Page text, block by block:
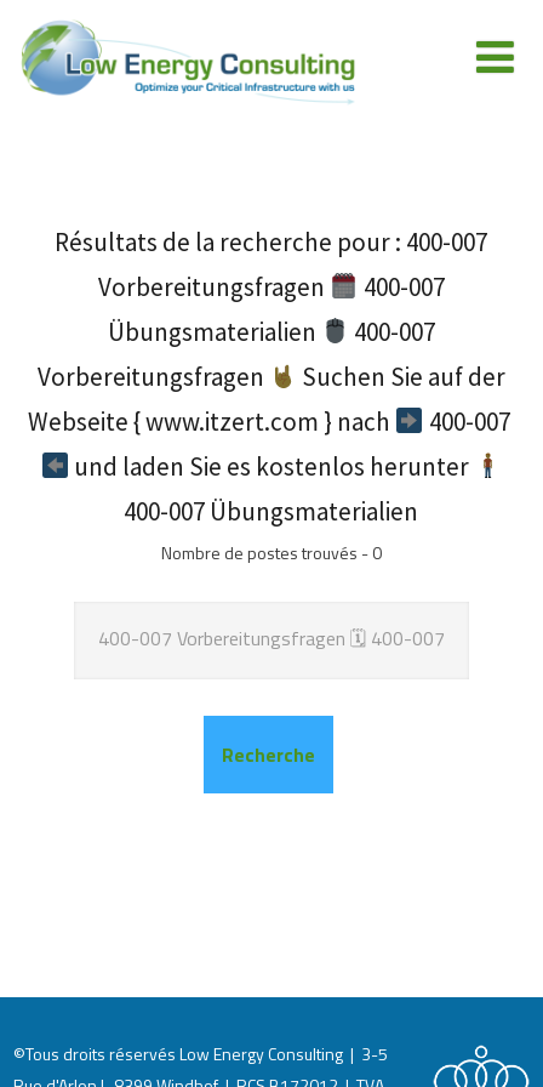
Résultats de la recherche pour : 400-007
Vorbereitungsfragen
400-007
Übungsmaterialien
400-007
Vorbereitungsfragen
Suchen Sie auf der
Webseite { www.itzert.com } nach
400-007
und laden Sie es kostenlos herunter
400-007 Übungsmaterialien
Nombre de postes trouvés - 0
©Tous droits réservés Low Energy Consulting | 3-5